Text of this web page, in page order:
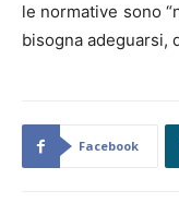
le normative sono
bisogna adeguarsi,
Facebook